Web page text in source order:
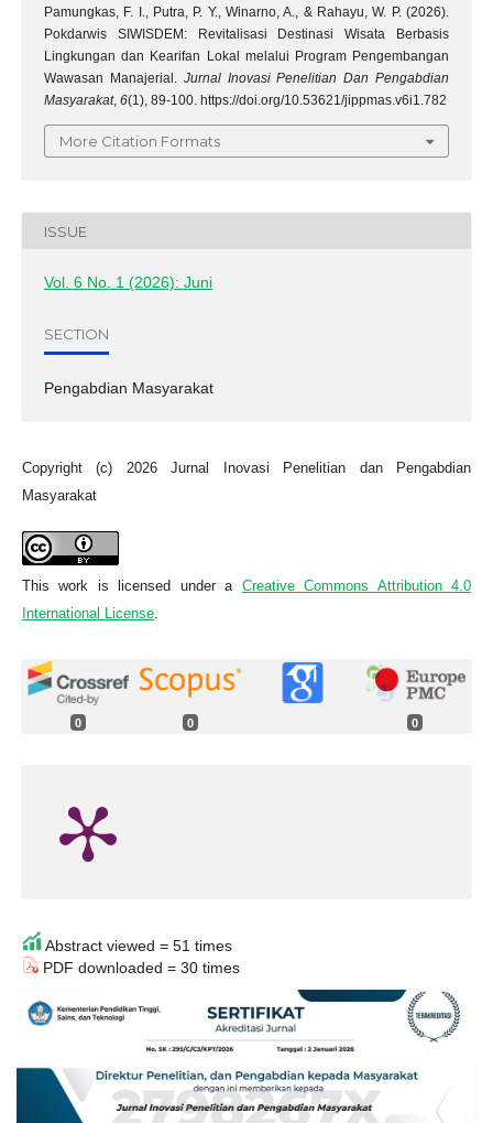
Pamungkas, F. I., Putra, P. Y., Winarno, A., & Rahayu, W. P. (2026).
Pokdarwis SIWISDEM: Revitalisasi Destinasi Wisata Berbasis
Lingkungan dan Kearifan Lokal melalui Program Pengembangan
Wawasan Manajerial. Jurnal Inovasi Penelitian Dan Pengabdian
Masyarakat, 6(1), 89-100. https://doi.org/10.53621/jippmas.v6i1.782
More Citation Formats
ISSUE
Vol. 6 No. 1 (2026): Juni
SECTION
Pengabdian Masyarakat
Copyright (c) 2026 Jurnal Inovasi Penelitian dan Pengabdian
Masyarakat
This work is licensed under a Creative Commons Attribution 4.0
International License.
0 0 0
Abstract viewed = 51 times
PDF downloaded = 30 times